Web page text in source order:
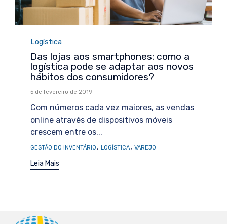
Category
Logística
Das lojas aos smartphones: como a
logística pode se adaptar aos novos
hábitos dos consumidores?
5 de fevereiro de 2019
Com números cada vez maiores, as vendas
online através de dispositivos móveis
crescem entre os...
Tags
GESTÃO DO INVENTÁRIO , LOGÍSTICA, VAREJO
Leia Mais